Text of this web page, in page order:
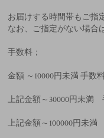
お届けする時間帯もご指
なお、ご指定がない場合
手数料；
金額 ～10000円未満 手数
上記金額～30000円未満
上記金額～100000円未満